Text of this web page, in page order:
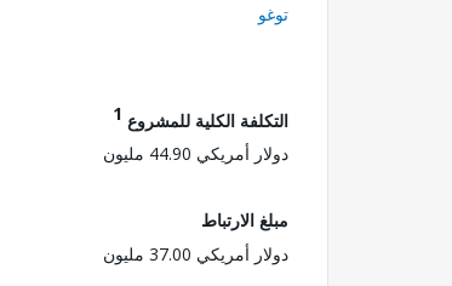
توغو
التكلفة الكلية للمشروع 1
دولار أمريكي 44.90 مليون
مبلغ الارتباط
دولار أمريكي 37.00 مليون